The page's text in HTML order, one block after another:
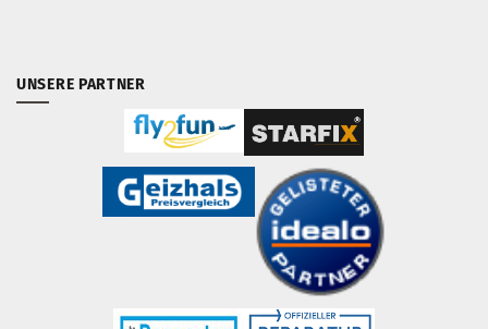
UNSERE PARTNER